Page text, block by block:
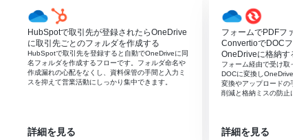
はじめに、OneDriveとOutlookをYoomと連携します。
次に、トリガーでOneDriveを選択し、「特定フォルダ内
にファイルが作成または更新されたら」を設定します。
次に、オペレーションで分岐機能を設定し、ファイル名
など特定の条件に合致した場合のみ後続の処理に進むよ
うにします。
続いて、OneDriveの「ファイルをダウンロード」アクシ
み取ります。
HubSpotで取引先が登録されたらOneDrive
に取引先ごとのフォルダを作成する
HubSpotで取引先を登録すると自動でOneDriveに同
名フォルダを作成するフローです。フォルダ命名や
作成漏れの心配をなくし、資料保管の手間と入力ミ
スを抑えて営業活動にしっかり集中できます。
詳細を見る
フォームでPDFファイ
ConvertioでDOCファ
OneDriveに格納する
フォーム経由で受け取った
DOCに変換しOneDriveへ
変換やアップロードの手作
削減と格納ミスの防止に役
詳細を見る